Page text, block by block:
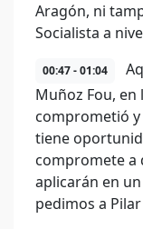
Aragón, ni
Socialista a
00:47 - 01:04
Muñoz Fou, en
comprometió y
tiene
compromete a
aplicarán en un
pedimos a